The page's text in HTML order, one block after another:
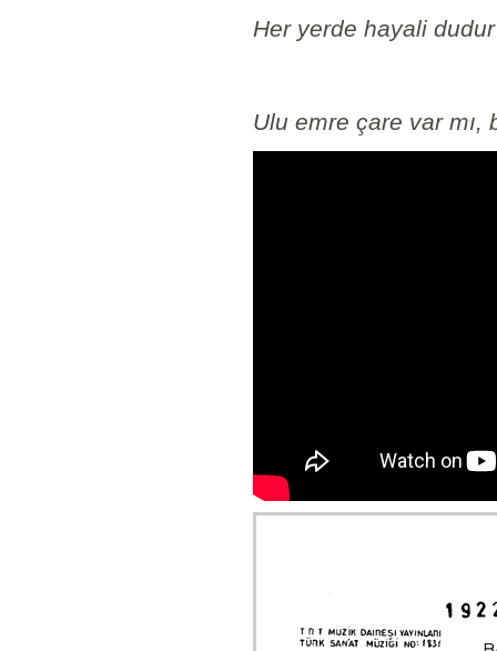
Her yerde hayali
Ulu emre çare var mı,